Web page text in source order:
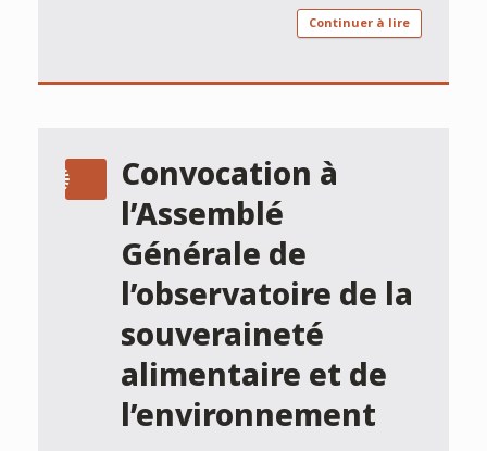
Continuer à lire
Convocation à
l’Assemblé
Générale de
l’observatoire de la
souveraineté
alimentaire et de
l’environnement